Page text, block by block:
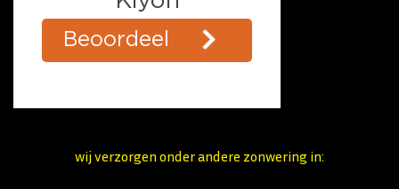
wij verzorgen onder andere zonwering in: